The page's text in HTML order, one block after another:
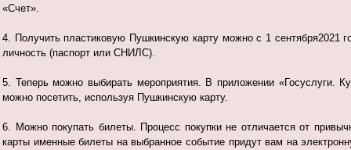
«Счет».
4. Получить пластиковую Пушкинскую карту можно с 1
личность (паспорт или СНИЛС).
5. Теперь можно выбирать мероприятия. В приложении «Госуслуги.
можно посетить, используя Пушкинскую карту.
6. Можно покупать билеты. Процесс покупки не отличается от
карты именные билеты на выбранное событие придут вам на